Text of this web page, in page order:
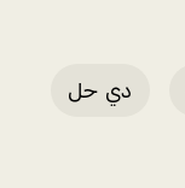
دي حل